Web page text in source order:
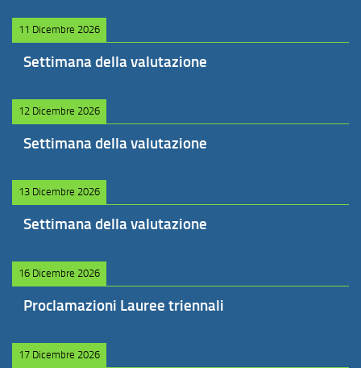
11 Dicembre 2026
Settimana della valutazione
12 Dicembre 2026
Settimana della valutazione
13 Dicembre 2026
Settimana della valutazione
16 Dicembre 2026
Proclamazioni Lauree triennali
17 Dicembre 2026